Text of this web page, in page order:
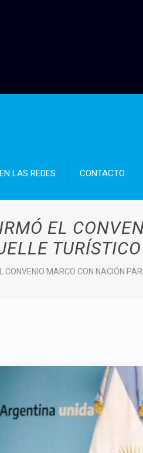
EN LAS REDES CONTACTO
EL
CONVENIO MARCO CON NACIÓN